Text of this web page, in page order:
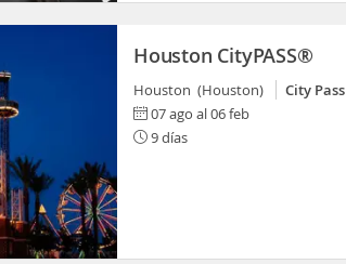
Houston CityPASS®
Houston (Houston)
City Pass
07 ago al 06 feb
9 días